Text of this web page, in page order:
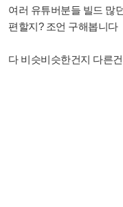
여러 유튜버분들 빌드 많
편할지? 조언 구해봅니다
다 비슷비슷한건지 다른